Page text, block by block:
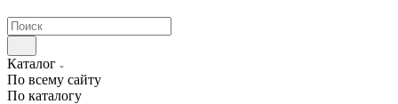
Каталог
По всему сайту
По каталогу